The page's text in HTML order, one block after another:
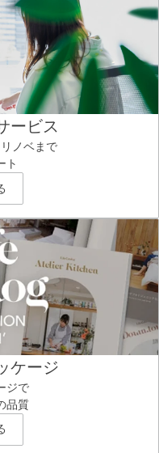
ービス
ノベまで
ト
ケージ
ジで
品質